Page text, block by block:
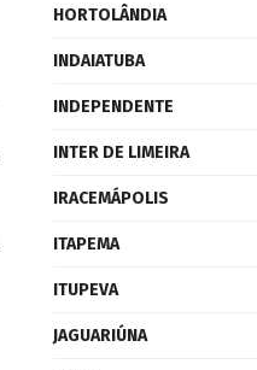
HORTOLÂNDIA
INDAIATUBA
INDEPENDENTE
INTER DE LIMEIRA
IRACEMÁPOLIS
ITAPEMA
ITUPEVA
JAGUARIÚNA